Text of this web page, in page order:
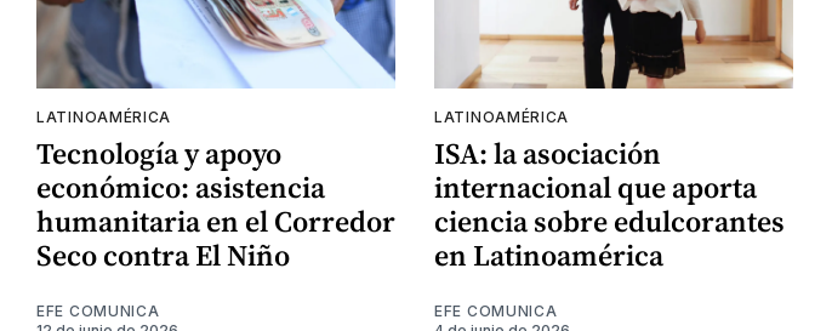
LATINOAMÉRICA
Tecnología y apoyo
económico: asistencia
humanitaria en el Corredor
Seco contra El Niño
EFE COMUNICA
LATINOAMÉRICA
ISA: la asociación
internacional que aporta
ciencia sobre edulcorantes
en Latinoamérica
EFE COMUNICA